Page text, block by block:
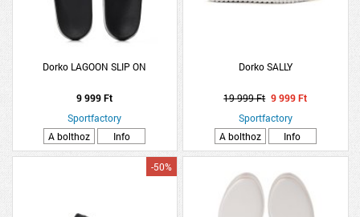
Dorko LAGOON SLIP ON
9 999 Ft
Sportfactory
A bolthoz
Info
Dorko SALLY
19 999 Ft 9 999 Ft
Sportfactory
A bolthoz
Info
-50%